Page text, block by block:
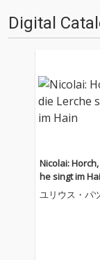
Digital
Nicolai:
he singt im
ユリウス・パ